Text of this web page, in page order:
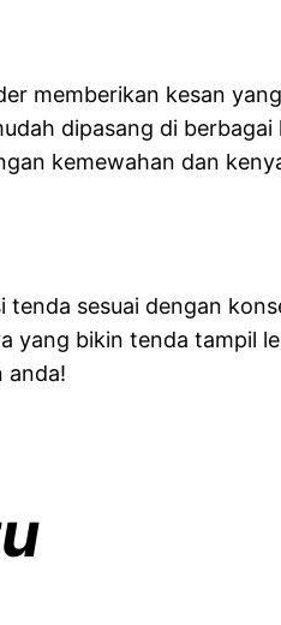
memberikan kesan
dipasang di
kemewahan dan
sesuai dengan
yang bikin tenda tampil
anda!